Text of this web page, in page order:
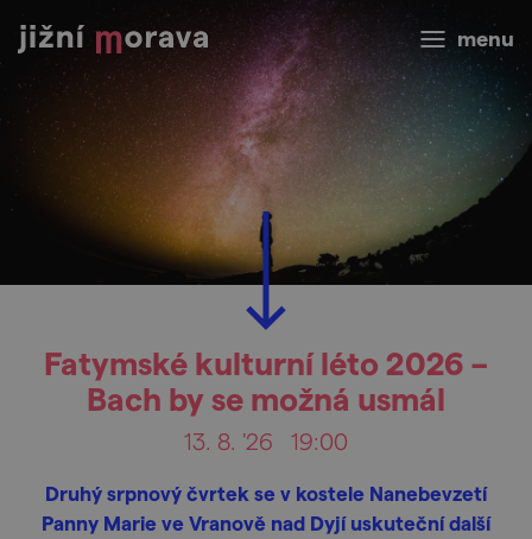
menu
Fatymské kulturní léto 2026 –
Bach by se možná usmál
13. 8. '26 19:00
Druhý srpnový čvrtek se v kostele Nanebevzetí
Panny Marie ve Vranově nad Dyjí uskuteční další